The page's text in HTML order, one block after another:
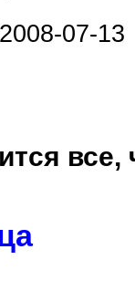
07-13
все,